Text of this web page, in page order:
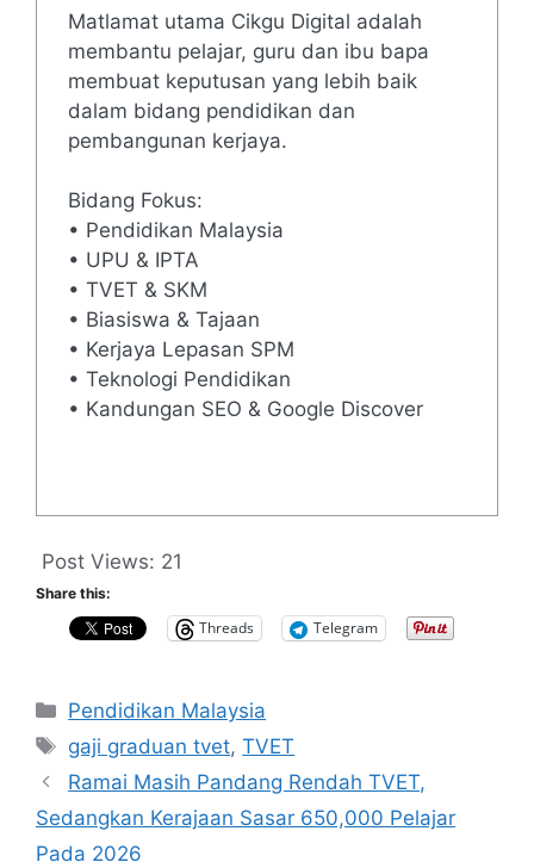
Matlamat utama Cikgu Digital adalah
membantu pelajar, guru dan ibu bapa
membuat keputusan yang lebih baik
dalam bidang pendidikan dan
pembangunan kerjaya.
Bidang Fokus:
• Pendidikan Malaysia
• UPU & IPTA
• TVET & SKM
• Biasiswa & Tajaan
• Kerjaya Lepasan SPM
• Teknologi Pendidikan
• Kandungan SEO & Google Discover
Post Views: 21
Share this:
Threads Telegram
Categories
Pendidikan Malaysia
Tags
gaji graduan tvet,TVET
Ramai Masih Pandang Rendah TVET,
Sedangkan Kerajaan Sasar 650,000 Pelajar
Pada 2026